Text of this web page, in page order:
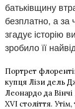
батьківщину
безплатно, а за
згадує історію
зробило її
Портрет
купця Лізи дель
Леонардо да
XVI століття.